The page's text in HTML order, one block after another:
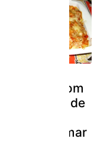
com
miolo de
do mar